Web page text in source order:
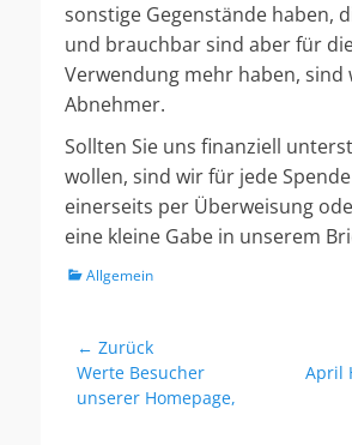
sonstige Gegenstände haben,
und brauchbar sind aber für
Verwendung mehr haben, sind
Abnehmer.
Sollten Sie uns finanziell
wollen, sind wir für jede
einerseits per Überweisung
eine kleine Gabe in unserem
Kategorien
Allgemein
Beitragsnavigation
← Zurück
Vorheriger
Beitrag:
Werte Besucher
unserer Homepage,
Nächster
April